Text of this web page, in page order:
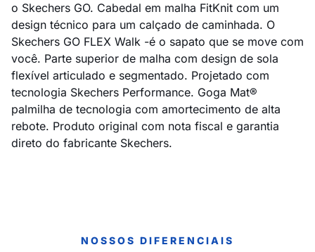
o Skechers GO. Cabedal em malha FitKnit com um
design técnico para um calçado de caminhada. O
Skechers GO FLEX Walk -é o sapato que se move com
você. Parte superior de malha com design de sola
flexível articulado e segmentado. Projetado com
tecnologia Skechers Performance. Goga Mat®
palmilha de tecnologia com amortecimento de alta
rebote. Produto original com nota fiscal e garantia
direto do fabricante Skechers.
NOSSOS DIFERENCIAIS